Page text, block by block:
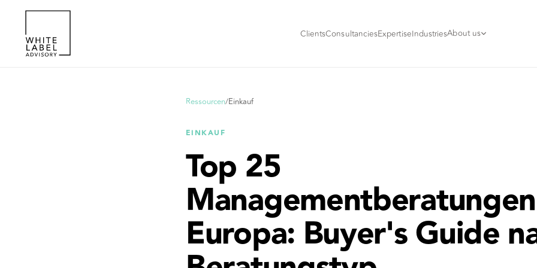
ClientsConsultanciesExpertiseIndustriesAbout us
Ressourcen/Einkauf
EINKAUF
Top 25
Europa: Buyer's Guide